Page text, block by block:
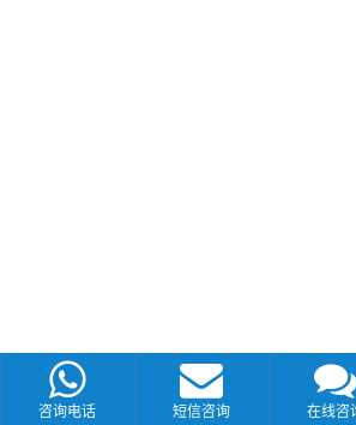
咨询电话 短信咨询 在线咨